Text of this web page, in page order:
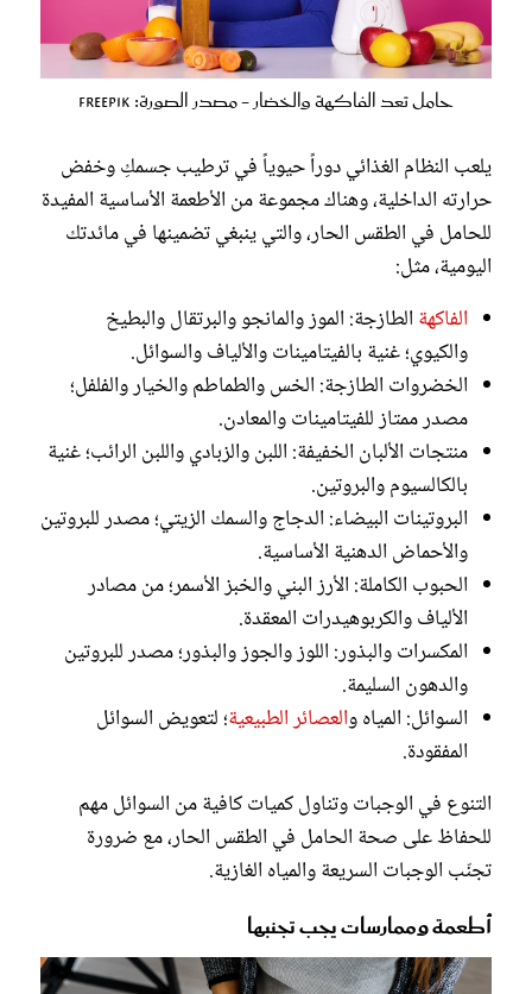
حامل تعد الفاكهة والخضار - مصدر الصورة: Freepik
يلعب النظام الغذائي دوراً حيوياً في ترطيب جسمكِ وخفض
حرارته الداخلية، وهناك مجموعة من الأطعمة الأساسية المفيدة
للحامل في الطقس الحار، والتي ينبغي تضمينها في مائدتك
اليومية، مثل:
الفاكهة الطازجة: الموز والمانجو والبرتقال والبطيخ
والكيوي؛ غنية بالفيتامينات والألياف والسوائل.
الخضروات الطازجة: الخس والطماطم والخيار والفلفل؛
مصدر ممتاز للفيتامينات والمعادن.
منتجات الألبان الخفيفة: اللبن والزبادي واللبن الرائب؛ غنية
بالكالسيوم والبروتين.
البروتينات البيضاء: الدجاج والسمك الزيتي؛ مصدر للبروتين
والأحماض الدهنية الأساسية.
الحبوب الكاملة: الأرز البني والخبز الأسمر؛ من مصادر
الألياف والكربوهيدرات المعقدة.
المكسرات والبذور: اللوز والجوز والبذور؛ مصدر للبروتين
والدهون السليمة.
السوائل: المياه والعصائر الطبيعية؛ لتعويض السوائل
المفقودة.
التنوع في الوجبات وتناول كميات كافية من السوائل مهم
للحفاظ على صحة الحامل في الطقس الحار، مع ضرورة
تجنّب الوجبات السريعة والمياه الغازية.
أطعمة وممارسات يجب تجنبها